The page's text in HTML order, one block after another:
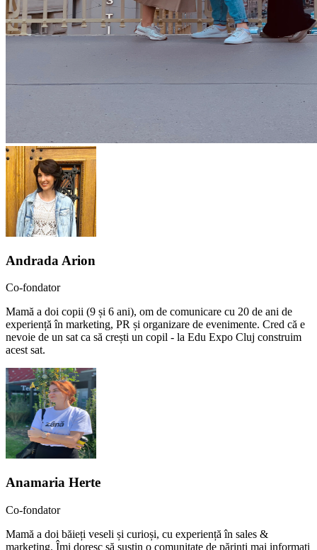
Andrada Arion
Co-fondator
Mamă a doi copii (9 și 6 ani), om de comunicare cu 20 de ani de
experiență în marketing, PR și organizare de evenimente. Cred că e
nevoie de un sat ca să crești un copil - la Edu Expo Cluj construim
acest sat.
Anamaria Herte
Co-fondator
Mamă a doi băieți veseli și curioși, cu experiență în sales &
marketing. Îmi doresc să susțin o comunitate de părinți mai informați